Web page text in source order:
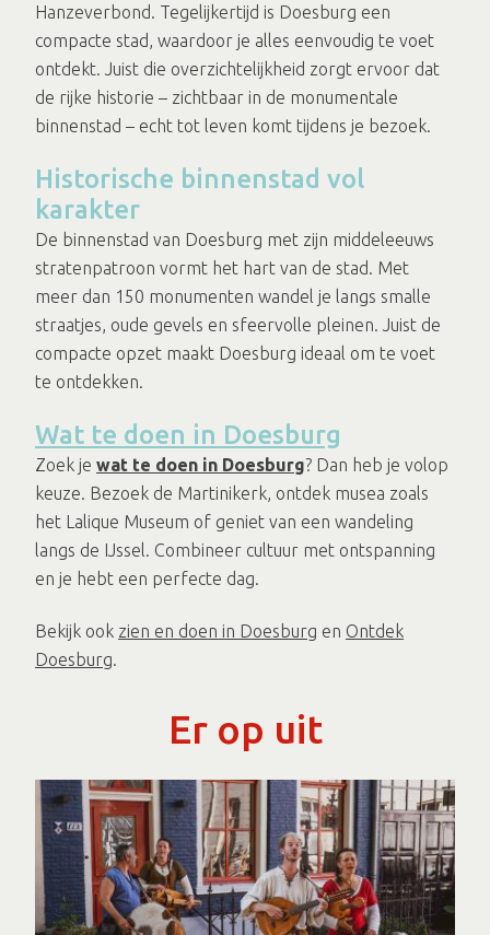
Hanzeverbond. Tegelijkertijd is Doesburg een
compacte stad, waardoor je alles eenvoudig te voet
ontdekt. Juist die overzichtelijkheid zorgt ervoor dat
de rijke historie – zichtbaar in de monumentale
binnenstad – echt tot leven komt tijdens je bezoek.
Historische binnenstad vol
karakter
De binnenstad van Doesburg met zijn middeleeuws
stratenpatroon vormt het hart van de stad. Met
meer dan 150 monumenten wandel je langs smalle
straatjes, oude gevels en sfeervolle pleinen. Juist de
compacte opzet maakt Doesburg ideaal om te voet
te ontdekken.
Wat te doen in Doesburg
Zoek je wat te doen in Doesburg? Dan heb je volop
keuze. Bezoek de Martinikerk, ontdek musea zoals
het Lalique Museum of geniet van een wandeling
langs de IJssel. Combineer cultuur met ontspanning
en je hebt een perfecte dag.
Bekijk ook zien en doen in Doesburg en Ontdek
Doesburg.
Er op uit